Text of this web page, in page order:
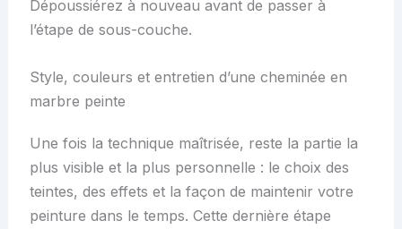
Dépoussiérez à nouveau avant de passer à
l’étape de sous-couche.
Style, couleurs et entretien d’une cheminée en
marbre peinte
Une fois la technique maîtrisée, reste la partie la
plus visible et la plus personnelle : le choix des
teintes, des effets et la façon de maintenir votre
peinture dans le temps. Cette dernière étape